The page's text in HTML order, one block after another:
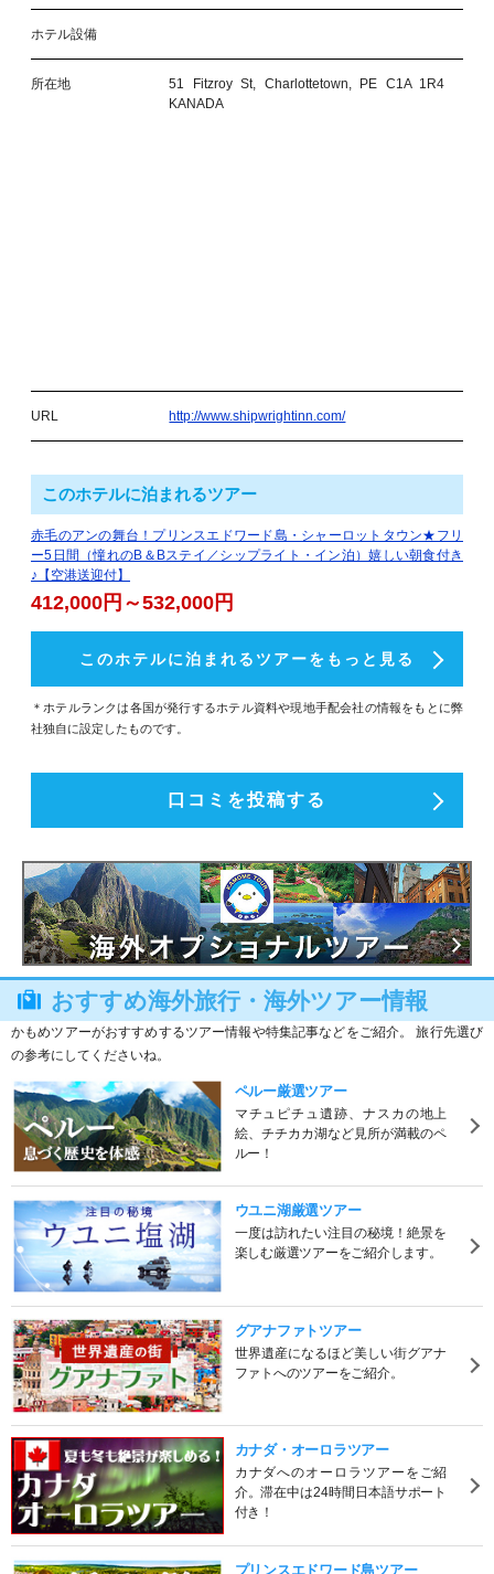
ホテル設備
所在地
51 Fitzroy St, Charlottetown, PE C1A 1R4
KANADA
URL http://www.shipwrightinn.com/
このホテルに泊まれるツアー
赤毛のアンの舞台！プリンスエドワード島・シャーロットタウン★フリ
ー5日間（憧れのB＆Bステイ／シップライト・イン泊）嬉しい朝食付き
♪【空港送迎付】
412,000円～532,000円
このホテルに泊まれるツアーをもっと見る
＊ホテルランクは各国が発行するホテル資料や現地手配会社の情報をもとに弊
社独自に設定したものです。
口コミを投稿する
おすすめ海外旅行・海外ツアー情報
かもめツアーがおすすめするツアー情報や特集記事などをご紹介。 旅行先選び
の参考にしてくださいね。
ペルー厳選ツアー
マチュピチュ遺跡、ナスカの地上
絵、チチカカ湖など見所が満載のペ
ルー！
ウユニ湖厳選ツアー
一度は訪れたい注目の秘境！絶景を
楽しむ厳選ツアーをご紹介します。
グアナファトツアー
世界遺産になるほど美しい街グアナ
ファトへのツアーをご紹介。
カナダ・オーロラツアー
カナダへのオーロラツアーをご紹
介。滞在中は24時間日本語サポート
付き！
プリンスエドワード島ツアー